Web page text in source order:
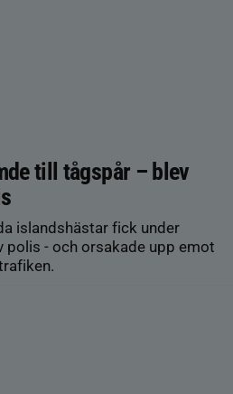
till tågspår – blev
islandshästar fick under
polis - och orsakade upp emot